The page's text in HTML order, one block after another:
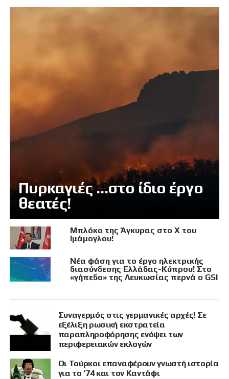
Πυρκαγιές …στο ίδιο έργο
θεατές!
Μπλόκο της Άγκυρας στο X του
Ιμάμογλου!
Νέα φάση για το έργο ηλεκτρικής
διασύνδεσης Ελλάδας-Κύπρου! Στο
«γήπεδο» της Λευκωσίας περνά ο GSI
Συναγερμός στις γερμανικές αρχές! Σε
εξέλιξη ρωσική εκστρατεία
παραπληροφόρησης ενόψει των
περιφερειακών εκλογών
Οι Τούρκοι επαναφέρουν γνωστή ιστορία
για το ’74 και τον Καντάφι